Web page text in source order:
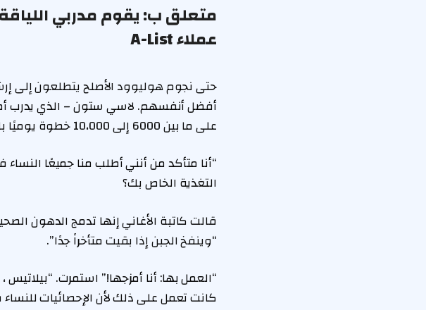
متعلق ب:يقوم مدربي
عملاء A-List
حتى نجوم هوليوود الأصلح يتطلعون إلى
على ما بين 6000 إلى 10،000 خطوة يوميًا بالإضافة إلى البقاء رطبًا ويتضمن “بروتينًا وخضارًا لـ (…)
“أنا متأكد من أنني أطلب منا جميعًا
التغذية الخاص بك؟
قالت كاتبة الأغاني إنها تدمج الدهون
“وينفخ الجبن إذا بقيت متأخراً جدًا”.
“العمل بها: أنا أمزجها!” استمرت.
كانت تعمل على ذلك لأن الإحصائيات